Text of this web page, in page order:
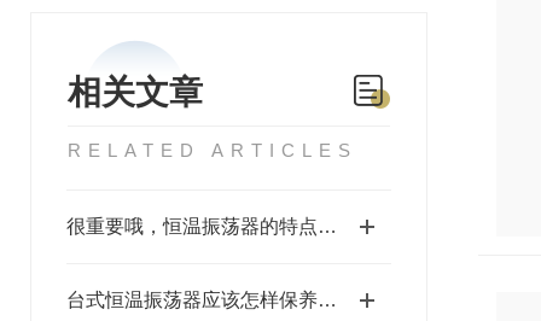
相关文章
RELATED ARTICLES
很重要哦，恒温振荡器的特点及注意事项
台式恒温振荡器应该怎样保养呢？